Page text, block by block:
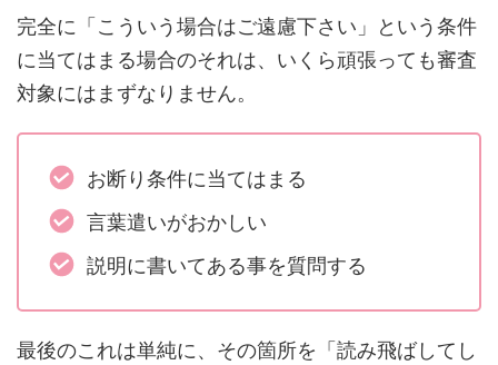
完全に「こういう場合はご遠慮下さい」という条件
に当てはまる場合のそれは、いくら頑張っても審査
対象にはまずなりません。
お断り条件に当てはまる
言葉遣いがおかしい
説明に書いてある事を質問する
最後のこれは単純に、その箇所を「読み飛ばしてし